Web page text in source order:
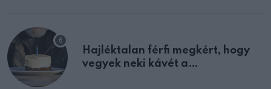
Hajléktalan férfi megkért, hogy
vegyek neki kávét a